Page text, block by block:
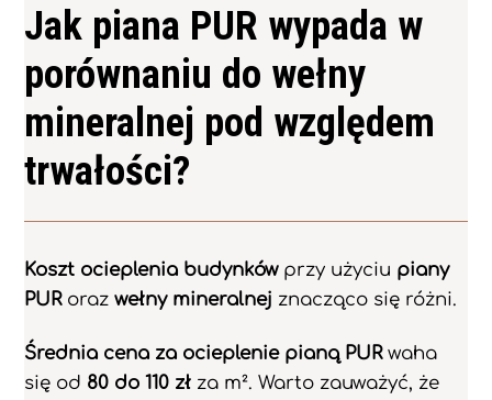
Jak piana PUR wypada w
porównaniu do wełny
mineralnej pod względem
trwałości?
Koszt ocieplenia budynkówprzy użyciu piany
PURorazwełny mineralnej znacząco się różni.
Średnia cena za ocieplenie pianą PURwaha
się od 80 do 110 zł za m². Warto zauważyć, że